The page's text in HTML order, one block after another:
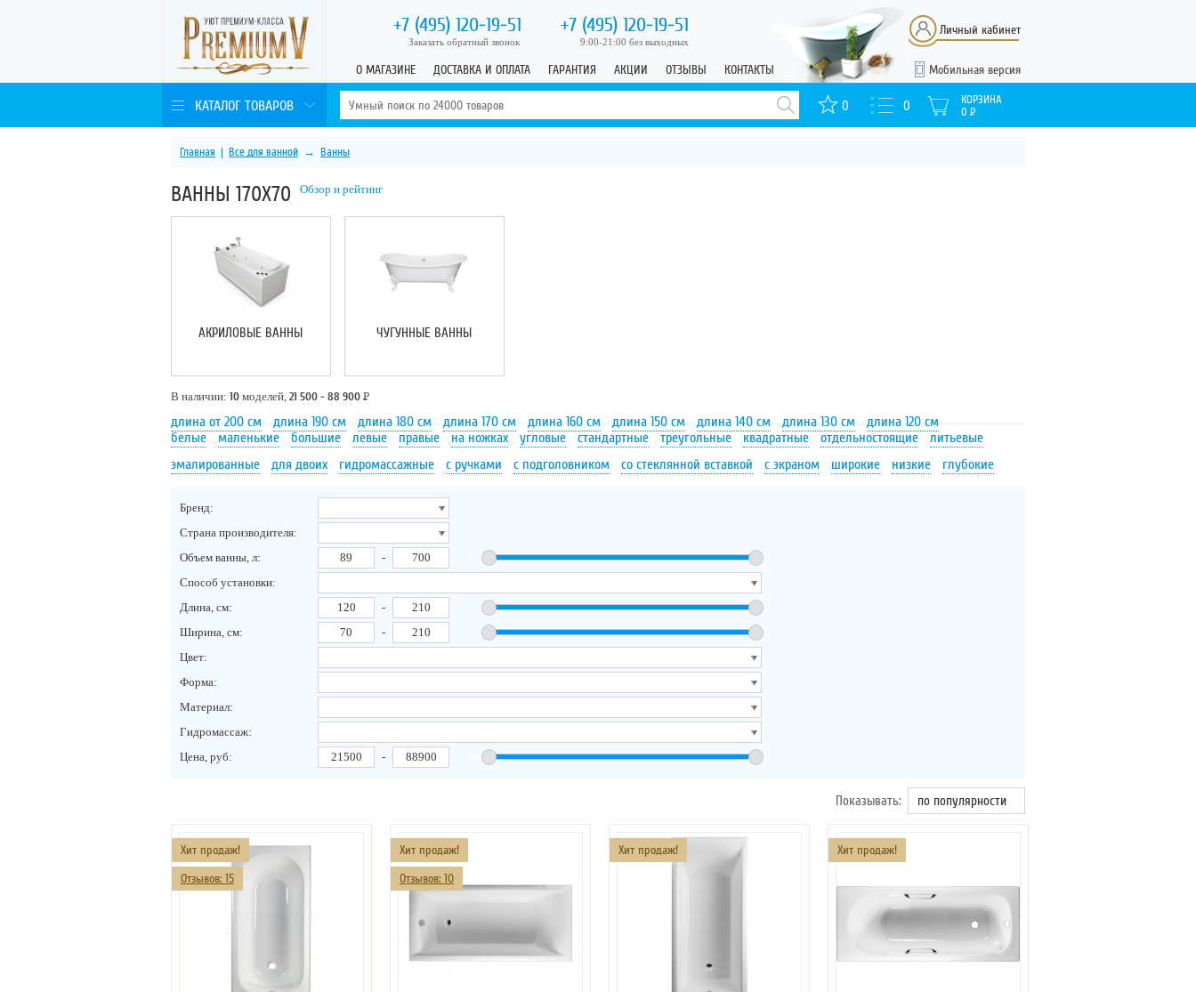
+7 (495) 120-19-51 +7 (495) 120-19-51
Заказать обратный звонок 9:00-21:00 без выходных
О МАГАЗИНЕ ДОСТАВКА И ОПЛАТА ГАРАНТИЯ АКЦИИ ОТЗЫВЫ КОНТАКТЫ Мобильная версия
Личный кабинет
КАТАЛОГ ТОВАРОВ 0 0
КОРЗИНА
0 Р
Главная | Все для ванной → Ванны
ВАННЫ 170Х70 Обзор и рейтинг
АКРИЛОВЫЕ ВАННЫ ЧУГУННЫЕ ВАННЫ
В наличии: 10 моделей, 21 500 - 88 900 Р
длина от 200 см длина 190 см длина 180 см длина 170 см длина 160 см длина 150 см длина 140 см длина 130 см
длина 120 см
белые
маленькие большие левые правые на ножках угловые стандартные треугольные квадратные отдельностоящие
литьевые
эмалированные
для двоих гидромассажные с ручками с подголовником со стеклянной вставкой с экраном широкие низкие глубокие
Бренд:
Страна производителя:
Объем ванны, л:
-
Способ установки:
Длина, см:
-
Ширина, см:
-
Цвет:
Форма:
Материал:
Гидромассаж:
Цена, руб:
-
Показывать: по популярности
Хит продаж!
Отзывов: 15
Хит продаж!
Отзывов: 10
Хит продаж! Хит продаж!